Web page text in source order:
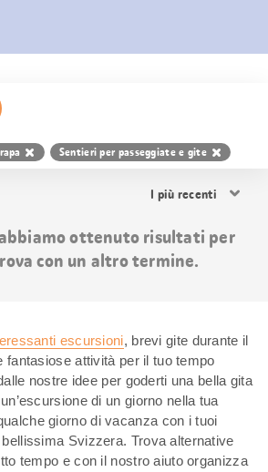
Sentieri per passeggiate e gite
i
ottenuto risultati per
con un altro termine.
escursioni, brevi gite durante il
fantasiose attività per il tuo tempo
nostre idee per goderti una bella gita
di un giorno nella tua
giorno di vacanza con i tuoi
Svizzera. Trova alternative
tempo e con il nostro aiuto organizza